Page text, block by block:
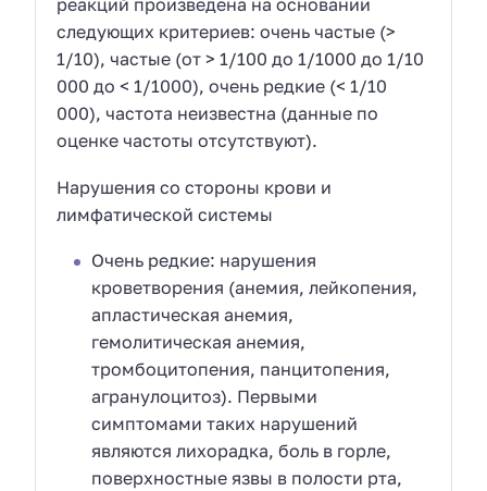
реакций произведена на основании
следующих критериев: очень частые (>
1/10), частые (от > 1/100 до 1/1000 до 1/10
000 до < 1/1000), очень редкие (< 1/10
000), частота неизвестна (данные по
оценке частоты отсутствуют).
Нарушения со стороны крови и
лимфатической системы
Очень редкие: нарушения
кроветворения (анемия, лейкопения,
апластическая анемия,
гемолитическая анемия,
тромбоцитопения, панцитопения,
агранулоцитоз). Первыми
симптомами таких нарушений
являются лихорадка, боль в горле,
поверхностные язвы в полости рта,